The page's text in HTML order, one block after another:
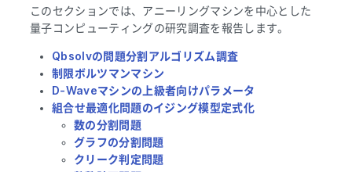
このセクションでは、アニーリングマシンを中心とした
量子コンピューティングの研究調査を報告します。
Qbsolvの問題分割アルゴリズム調査
制限ボルツマンマシン
D-Waveマシンの上級者向けパラメータ
組合せ最適化問題のイジング模型定式化
数の分割問題
グラフの分割問題
クリーク判定問題